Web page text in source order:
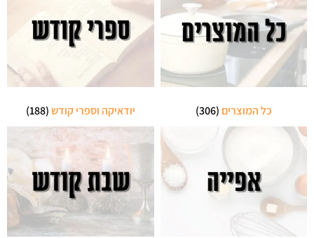
כל המוצרים (306) יודאיקה וספרי קודש(188)